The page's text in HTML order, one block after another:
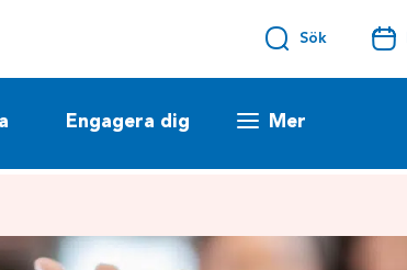
Sök
Engagera dig Mer